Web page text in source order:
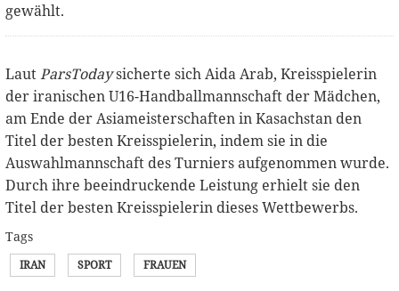
gewählt.
LautParsTodaysicherte sich Aida Arab, Kreisspielerin
der iranischen U16-Handballmannschaft der Mädchen,
am Ende der Asiameisterschaften in Kasachstan den
Titel der besten Kreisspielerin, indem sie in die
Auswahlmannschaft des Turniers aufgenommen wurde.
Durch ihre beeindruckende Leistung erhielt sie den
Titel der besten Kreisspielerin dieses Wettbewerbs.
Tags
IRAN SPORT FRAUEN